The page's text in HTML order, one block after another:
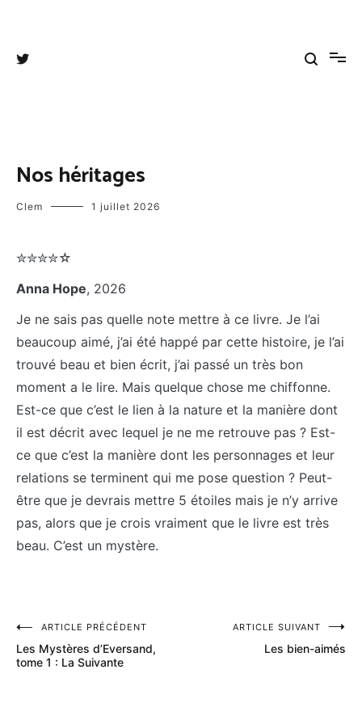
Nos héritages
Clem 1 juillet 2026
✮✮✮✮☆
Anna Hope, 2026
Je ne sais pas quelle note mettre à ce livre. Je l’ai
beaucoup aimé, j’ai été happé par cette histoire, je l’ai
trouvé beau et bien écrit, j’ai passé un très bon
moment a le lire. Mais quelque chose me chiffonne.
Est-ce que c’est le lien à la nature et la manière dont
il est décrit avec lequel je ne me retrouve pas ? Est-
ce que c’est la manière dont les personnages et leur
relations se terminent qui me pose question ? Peut-
être que je devrais mettre 5 étoiles mais je n’y arrive
pas, alors que je crois vraiment que le livre est très
beau. C’est un mystère.
Navigation
de
ARTICLE PRÉCÉDENT
Les Mystères d’Eversand,
tome 1 : La Suivante
ARTICLE SUIVANT
Les bien-aimés